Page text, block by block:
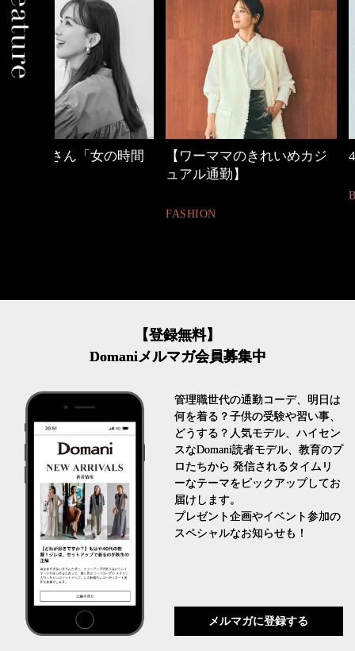
【ワーママのきれいめカジ
40代の小顔メイク
【登録無料】
Domaniメルマガ会員募集中
管理職世代の通勤コーデ、明日は
何を着る？子供の受験や習い事、
どうする？人気モデル、ハイセン
スなDomani読者モデル、教育のプ
ロたちから 発信されるタイムリ
ーなテーマをピックアップしてお
届けします。
プレゼント企画やイベント参加の
スペシャルなお知らせも！
メルマガに登録する